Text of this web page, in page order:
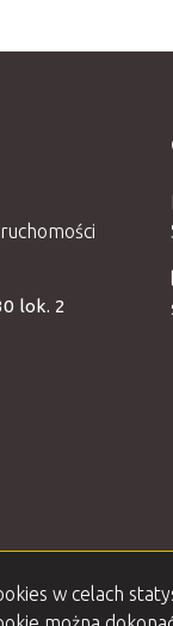
lok. 2
w celach